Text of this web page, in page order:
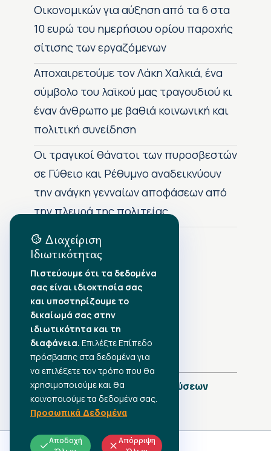
Οικονομικών για αύξηση από τα 6 στα
10 ευρώ του ημερήσιου ορίου παροχής
σίτισης των εργαζόμενων
Αποχαιρετούμε τον Λάκη Χαλκιά, ένα
σύμβολο του λαϊκού μας τραγουδιού κι
έναν άνθρωπο με βαθιά κοινωνική και
πολιτική συνείδηση
Οι τραγικοί θάνατοι των πυροσβεστών
σε Γύθειο και Ρέθυμνο αναδεικνύουν
την ανάγκη γενναίων αποφάσεων από
την πλευρά της πολιτείας
Αρχείο Δημοσιεύσεων
•Αύγουστος 2026
•Ιούλιος 2026
•Ιούνιος 2026
•Μάιος 2026
•Απρίλιος 2026
•Μάρτιος 2026
Πλήρες Ημερολόγιο Δημοσιεύσεων
Διαχείριση
Ιδιωτικότητας
Πιστεύουμε ότι τα δεδομένα
σας είναι ιδιοκτησία σας
και υποστηρίζουμε το
δικαίωμά σας στην
ιδιωτικότητα και τη
διαφάνεια. Επιλέξτε Επίπεδο
πρόσβασης στα δεδομένα για
να επιλέξετε τον τρόπο που θα
χρησιμοποιούμε και θα
κοινοποιούμε τα δεδομένα σας.
Προσωπικά Δεδομένα
Αποδοχή
Απόρριψη